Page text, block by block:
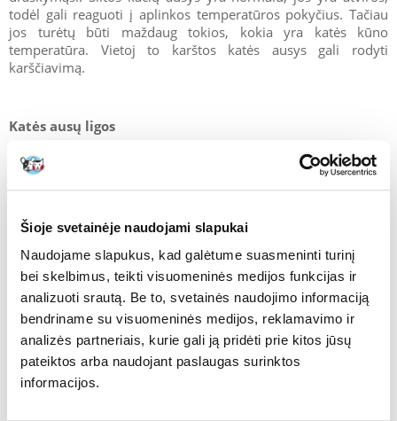
Šioje svetainėje naudojami slapukai
Naudojame slapukus, kad galėtume suasmeninti turinį
bei skelbimus, teikti visuomeninės medijos funkcijas ir
analizuoti srautą. Be to, svetainės naudojimo informaciją
bendriname su visuomeninės medijos, reklamavimo ir
analizės partneriais, kurie gali ją pridėti prie kitos jūsų
pateiktos arba naudojant paslaugas surinktos
informacijos.
todėl gali reaguoti į aplinkos temperatūros pokyčius. Tačiau
jos turėtų būti maždaug tokios, kokia yra katės kūno
temperatūra. Vietoj to karštos katės ausys gali rodyti
karščiavimą.
Katės ausų ligos
Dažniausiai pasitaikančios katės ausų ligos yra šios:
- katės ausų uždegimas
Dažniausiai pažeidžia išorinį katės ausies kanalą. Ausis būna
raudona ir skausminga. Katė gali vaikščioti pakreipusi galvą į
vieną pusę, purtyti galvą ir vengti liesti galvos sritį. Otitas yra
labai skausmingas. Gali atsirasti skystų išskyrų, kartais jau
pūlingų. Būtina nedelsiant apsilankyti pas veterinarijos
gydytoją.